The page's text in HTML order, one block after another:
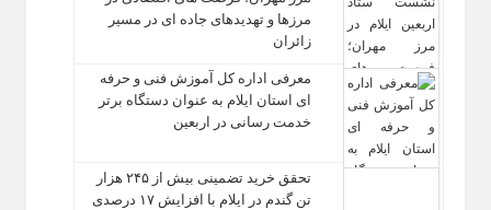
مرزها و تهدیدهای جاده‌ ای در مسیر
زائران
معرفی اداره کل آموزش فنی و حرفه‌
ای استان ایلام به‌ عنوان دستگاه برتر
خدمت‌ رسانی در اربعین
تحقق خرید تضمینی بیش از ۲۴۵ هزار
تن گندم در ایلام با افزایش ۱۷ درصدی